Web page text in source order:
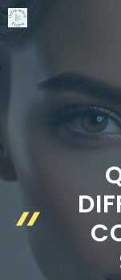
Aller
au